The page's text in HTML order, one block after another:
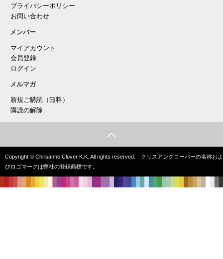
プライバシーポリシー
お問い合わせ
メンバー
マイアカウント
会員登録
ログイン
メルマガ
新規ご購読（無料）
購読の解除
Copyright © Chrisanne Clover K.K. All rights reserved. クリスアンクローバーの名称およ
びロゴマークは弊社の登録商標です。